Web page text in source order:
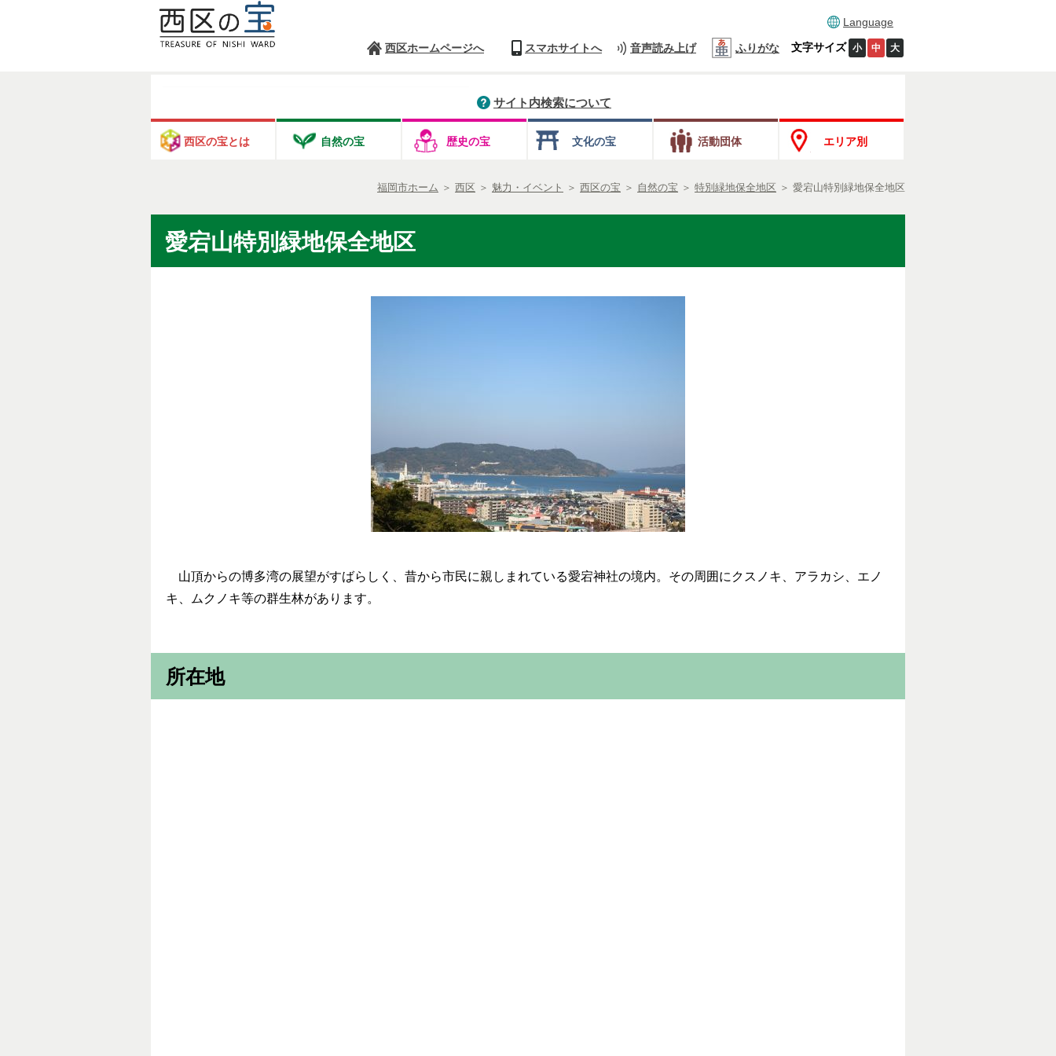
Language
西区ホームページへ スマホサイトへ 音声読み上げ ふりがな 文字サイズ 小 中 大
サイト内検索について
西区の宝とは 自然の宝 歴史の宝 文化の宝 活動団体 エリア別
福岡市ホーム ＞ 西区 ＞ 魅力・イベント ＞ 西区の宝 ＞ 自然の宝 ＞ 特別緑地保全地区 ＞ 愛宕山特別緑地保全地区
愛宕山特別緑地保全地区
山頂からの博多湾の展望がすばらしく、昔から市民に親しまれている愛宕神社の境内。その周囲にクスノキ、アラカシ、エノ
キ、ムクノキ等の群生林があります。
所在地